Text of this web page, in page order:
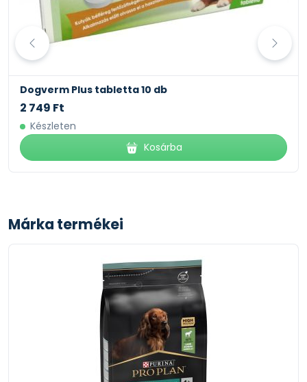
fejlődés érdekében ügyeljen arra, hogy kutyája a
növekedés során folyamatosan megőrizze ideális
testsúlyát. A napi etetési mennyiséget a kölyökkutya
aktivitási szintjétől, fizikai kondíciójától és egyéni
tiszta vizet az eledel mellé! Kutyája egészségének
megőrzése érdekében keresse fel rendszeresen
állatorvosát.
Dogverm Plus tabletta 10 db
2 749 Ft
Készleten
Kosárba
Márka termékei